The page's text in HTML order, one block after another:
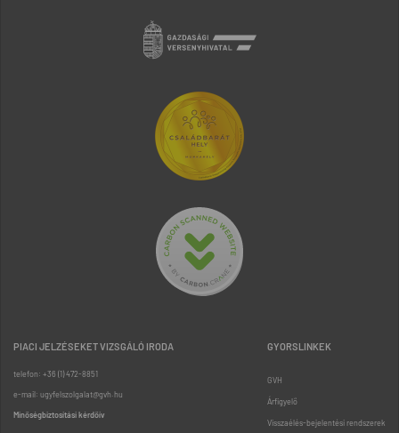
PIACI JELZÉSEKET VIZSGÁLÓ IRODA
telefon: +36 (1) 472-8851
e-mail: ugyfelszolgalat@gvh.hu
Minőségbiztosítási kérdőív
GYORSLINKEK
GVH
Árfigyelő
Visszaélés-bejelentési rendszerek